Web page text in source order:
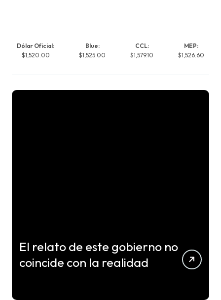
Dólar Oficial:
$1,520.00
Blue:
$1,525.00
CCL:
$1,579.10
MEP:
$1,526.60
El relato de este gobierno no
coincide con la realidad